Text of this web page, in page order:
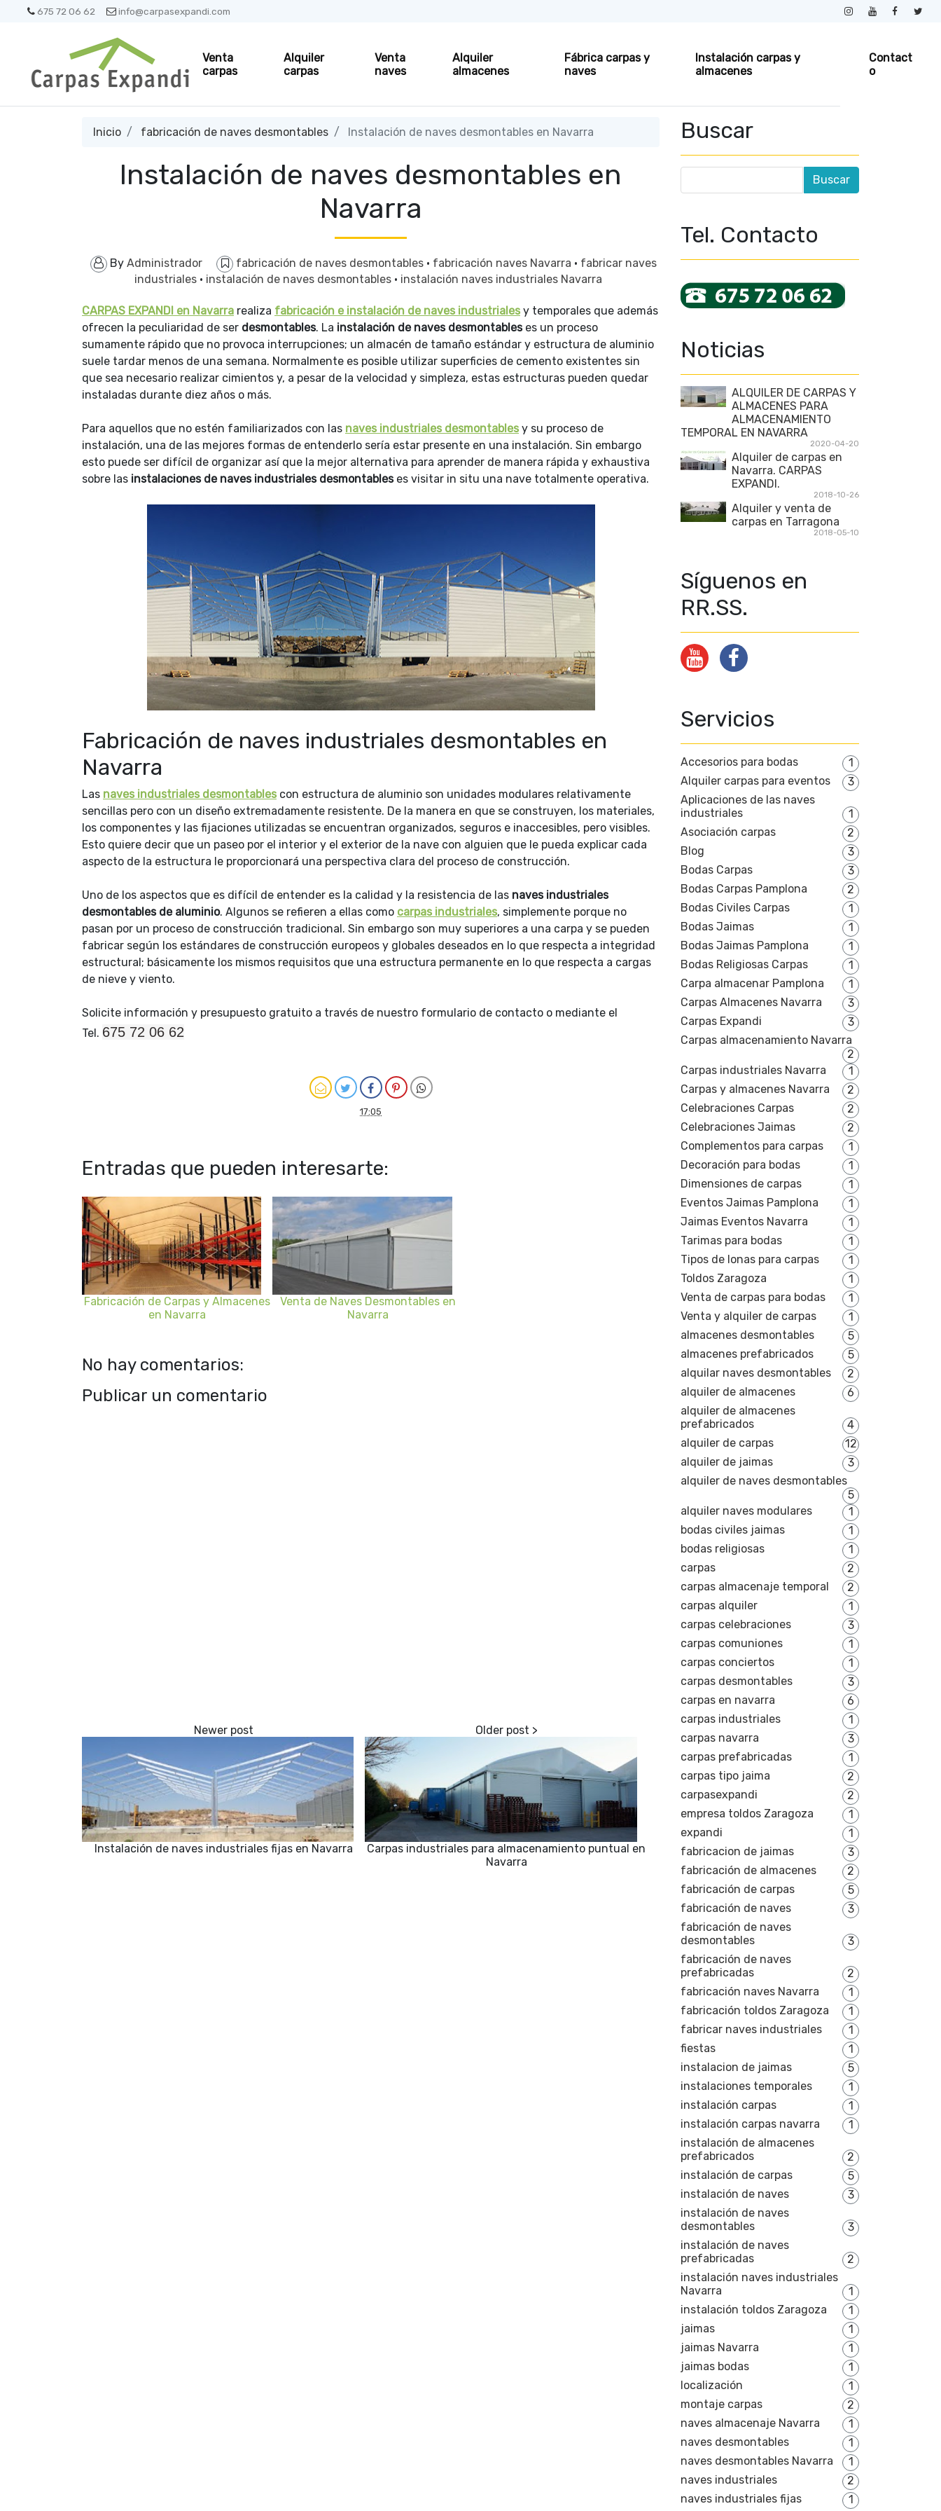
675 72 06 62 info@carpasexpandi.com
Venta
carpas
Alquiler
carpas
Venta
naves
Alquiler
almacenes
Fábrica carpas y
naves
Instalación carpas y
almacenes
Contact
o
Inicio fabricación de naves desmontables Instalación de naves desmontables en Navarra
Instalación de naves desmontables en
Navarra
By Administrador fabricación de naves desmontables · fabricación naves Navarra · fabricar naves
industriales · instalación de naves desmontables · instalación naves industriales Navarra
CARPAS EXPANDI en Navarra realiza fabricación e instalación de naves industriales y temporales que además
ofrecen la peculiaridad de ser desmontables. La instalación de naves desmontableses un proceso
sumamente rápido que no provoca interrupciones; un almacén de tamaño estándar y estructura de aluminio
suele tardar menos de una semana. Normalmente es posible utilizar superficies de cemento existentes sin
que sea necesario realizar cimientos y, a pesar de la velocidad y simpleza, estas estructuras pueden quedar
instaladas durante diez años o más.
Para aquellos que no estén familiarizados con las naves industriales desmontables y su proceso de
instalación, una de las mejores formas de entenderlo sería estar presente en una instalación. Sin embargo
esto puede ser difícil de organizar así que la mejor alternativa para aprender de manera rápida y exhaustiva
sobre las instalaciones de naves industriales desmontableses visitar in situ una nave totalmente operativa.
Fabricación de naves industriales desmontables en
Navarra
Las naves industriales desmontables con estructura de aluminio son unidades modulares relativamente
sencillas pero con un diseño extremadamente resistente. De la manera en que se construyen, los materiales,
los componentes y las fijaciones utilizadas se encuentran organizados, seguros e inaccesibles, pero visibles.
Esto quiere decir que un paseo por el interior y el exterior de la nave con alguien que le pueda explicar cada
aspecto de la estructura le proporcionará una perspectiva clara del proceso de construcción.
Uno de los aspectos que es difícil de entender es la calidad y la resistencia de las naves industriales
desmontables de aluminio. Algunos se refieren a ellas como carpas industriales, simplemente porque no
pasan por un proceso de construcción tradicional. Sin embargo son muy superiores a una carpa y se pueden
fabricar según los estándares de construcción europeos y globales deseados en lo que respecta a integridad
estructural; básicamente los mismos requisitos que una estructura permanente en lo que respecta a cargas
de nieve y viento.
Solicite información y presupuesto gratuito a través de nuestro formulario de contacto o mediante el
Tel. 675 72 06 62
17:05
Entradas que pueden interesarte:
Fabricación de Carpas y Almacenes
en Navarra
Venta de Naves Desmontables en
Navarra
No hay comentarios:
Publicar un comentario
Instalación de naves industriales fijas en Navarra
Carpas industriales para almacenamiento puntual en
Navarra
Buscar
Tel. Contacto
Noticias
ALQUILER DE CARPAS Y
ALMACENES PARA
ALMACENAMIENTO
TEMPORAL EN NAVARRA
2020-04-20
Alquiler de carpas en
Navarra. CARPAS
EXPANDI.
2018-10-26
Alquiler y venta de
carpas en Tarragona
2018-05-10
Síguenos en
RR.SS.
Servicios
Accesorios para bodas
1
Alquiler carpas para eventos
3
Aplicaciones de las naves
industriales
1
Asociación carpas
2
Blog
3
Bodas Carpas
3
Bodas Carpas Pamplona
2
Bodas Civiles Carpas
1
Bodas Jaimas
1
Bodas Jaimas Pamplona
1
Bodas Religiosas Carpas
1
Carpa almacenar Pamplona
1
Carpas Almacenes Navarra
3
Carpas Expandi
3
Carpas almacenamiento Navarra
2
Carpas industriales Navarra
1
Carpas y almacenes Navarra
2
Celebraciones Carpas
2
Celebraciones Jaimas
2
Complementos para carpas
1
Decoración para bodas
1
Dimensiones de carpas
1
Eventos Jaimas Pamplona
1
Jaimas Eventos Navarra
1
Tarimas para bodas
1
Tipos de lonas para carpas
1
Toldos Zaragoza
1
Venta de carpas para bodas
1
Venta y alquiler de carpas
1
almacenes desmontables
5
almacenes prefabricados
5
alquilar naves desmontables
2
alquiler de almacenes
6
alquiler de almacenes
prefabricados
4
alquiler de carpas
12
alquiler de jaimas
3
alquiler de naves desmontables
5
alquiler naves modulares
1
bodas civiles jaimas
1
bodas religiosas
1
carpas
2
carpas almacenaje temporal
2
carpas alquiler
1
carpas celebraciones
3
carpas comuniones
1
carpas conciertos
1
carpas desmontables
3
carpas en navarra
6
carpas industriales
1
carpas navarra
3
carpas prefabricadas
1
carpas tipo jaima
2
carpasexpandi
2
empresa toldos Zaragoza
1
expandi
1
fabricacion de jaimas
3
fabricación de almacenes
2
fabricación de carpas
5
fabricación de naves
3
fabricación de naves
desmontables
3
fabricación de naves
prefabricadas
2
fabricación naves Navarra
1
fabricación toldos Zaragoza
1
fabricar naves industriales
1
fiestas
1
instalacion de jaimas
5
instalaciones temporales
1
instalación carpas
1
instalación carpas navarra
1
instalación de almacenes
prefabricados
2
instalación de carpas
5
instalación de naves
3
instalación de naves
desmontables
3
instalación de naves
prefabricadas
2
instalación naves industriales
Navarra
1
instalación toldos Zaragoza
1
jaimas
1
jaimas Navarra
1
jaimas bodas
1
localización
1
montaje carpas
2
naves almacenaje Navarra
1
naves desmontables
1
naves desmontables Navarra
1
naves industriales
2
naves industriales fijas
1